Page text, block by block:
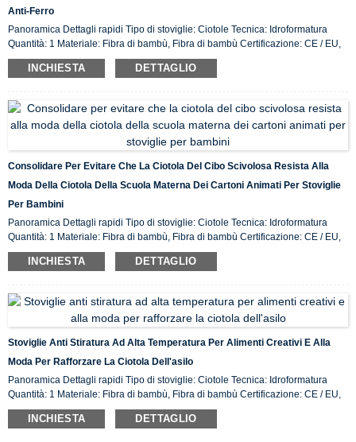
Anti-Ferro
Panoramica Dettagli rapidi Tipo di stoviglie: Ciotole Tecnica: Idroformatura
Quantità: 1 Materiale: Fibra di bambù, Fibra di bambù Certificazione: CE / EU,
CIQ, EEC, FDA, LFGB, SGS Caratteristica: Ecologico, Luogo di origine in
magazzino: ...
INCHIESTA DETTAGLIO
Consolidare Per Evitare Che La Ciotola Del Cibo Scivolosa Resista Alla
Moda Della Ciotola Della Scuola Materna Dei Cartoni Animati Per Stoviglie
Per Bambini
Panoramica Dettagli rapidi Tipo di stoviglie: Ciotole Tecnica: Idroformatura
Quantità: 1 Materiale: Fibra di bambù, Fibra di bambù Certificazione: CE / EU,
CIQ, EEC, FDA, LFGB, SGS Caratteristica: Ecologico, Luogo di origine in
magazzino: ...
INCHIESTA DETTAGLIO
Stoviglie Anti Stiratura Ad Alta Temperatura Per Alimenti Creativi E Alla
Moda Per Rafforzare La Ciotola Dell'asilo
Panoramica Dettagli rapidi Tipo di stoviglie: Ciotole Tecnica: Idroformatura
Quantità: 1 Materiale: Fibra di bambù, Fibra di bambù Certificazione: CE / EU,
CIQ, EEC, FDA, LFGB, SGS Caratteristica: Ecologico, Luogo di origine in
magazzino: ...
INCHIESTA DETTAGLIO